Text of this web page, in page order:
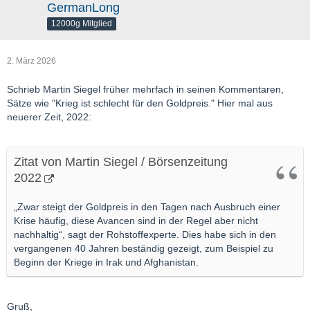
GermanLong
12000g Mitglied
2. März 2026
Schrieb Martin Siegel früher mehrfach in seinen Kommentaren,
Sätze wie "Krieg ist schlecht für den Goldpreis." Hier mal aus
neuerer Zeit, 2022:
Zitat von Martin Siegel / Börsenzeitung
2022
„Zwar steigt der Goldpreis in den Tagen nach Ausbruch einer
Krise häufig, diese Avancen sind in der Regel aber nicht
nachhaltig“, sagt der Rohstoffexperte. Dies habe sich in den
vergangenen 40 Jahren beständig gezeigt, zum Beispiel zu
Beginn der Kriege in Irak und Afghanistan.
Gruß,